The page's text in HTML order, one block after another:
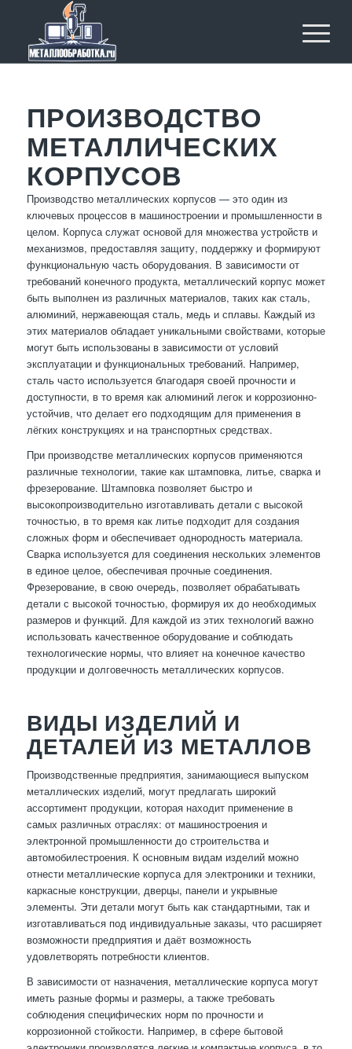
ПРОИЗВОДСТВО
МЕТАЛЛИЧЕСКИХ
КОРПУСОВ
Производство металлических корпусов — это один из
ключевых процессов в машиностроении и промышленности в
целом. Корпуса служат основой для множества устройств и
механизмов, предоставляя защиту, поддержку и формируют
функциональную часть оборудования. В зависимости от
требований конечного продукта, металлический корпус может
быть выполнен из различных материалов, таких как сталь,
алюминий, нержавеющая сталь, медь и сплавы. Каждый из
этих материалов обладает уникальными свойствами, которые
могут быть использованы в зависимости от условий
эксплуатации и функциональных требований. Например,
сталь часто используется благодаря своей прочности и
доступности, в то время как алюминий легок и коррозионно-
устойчив, что делает его подходящим для применения в
лёгких конструкциях и на транспортных средствах.
При производстве металлических корпусов применяются
различные технологии, такие как штамповка, литье, сварка и
фрезерование. Штамповка позволяет быстро и
высокопроизводительно изготавливать детали с высокой
точностью, в то время как литье подходит для создания
сложных форм и обеспечивает однородность материала.
Сварка используется для соединения нескольких элементов
в единое целое, обеспечивая прочные соединения.
Фрезерование, в свою очередь, позволяет обрабатывать
детали с высокой точностью, формируя их до необходимых
размеров и функций. Для каждой из этих технологий важно
использовать качественное оборудование и соблюдать
технологические нормы, что влияет на конечное качество
продукции и долговечность металлических корпусов.
ВИДЫ ИЗДЕЛИЙ И
ДЕТАЛЕЙ ИЗ МЕТАЛЛОВ
Производственные предприятия, занимающиеся выпуском
металлических изделий, могут предлагать широкий
ассортимент продукции, которая находит применение в
самых различных отраслях: от машиностроения и
электронной промышленности до строительства и
автомобилестроения. К основным видам изделий можно
отнести металлические корпуса для электроники и техники,
каркасные конструкции, дверцы, панели и укрывные
элементы. Эти детали могут быть как стандартными, так и
изготавливаться под индивидуальные заказы, что расширяет
возможности предприятия и даёт возможность
удовлетворять потребности клиентов.
В зависимости от назначения, металлические корпуса могут
иметь разные формы и размеры, а также требовать
соблюдения специфических норм по прочности и
коррозионной стойкости. Например, в сфере бытовой